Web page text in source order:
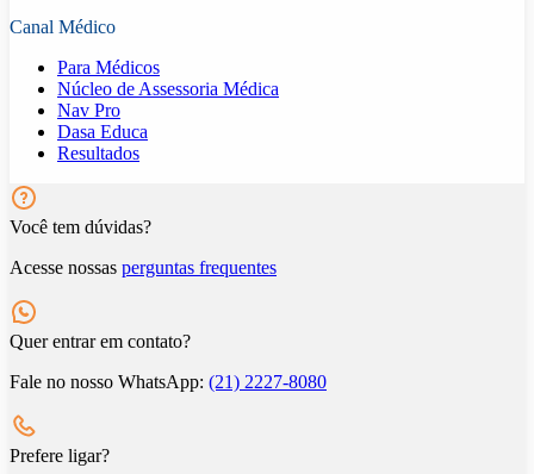
Canal Médico
Para Médicos
Núcleo de Assessoria Médica
Nav Pro
Dasa Educa
Resultados
Você tem dúvidas?
Acesse nossas perguntas frequentes
Quer entrar em contato?
Fale no nosso WhatsApp: (21) 2227-8080
Prefere ligar?